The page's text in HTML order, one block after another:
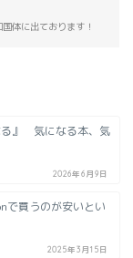
体に出ております！
』 気になる本、気
2026年6月9日
で買うのが安いとい
2025年3月15日